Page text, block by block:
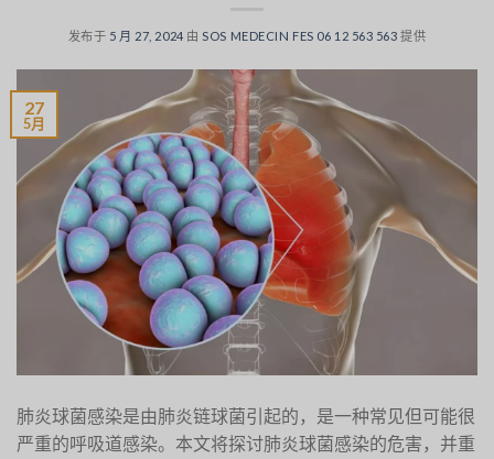
发布于 5 月 27, 2024 由 SOS MEDECIN FES 06 12 563 563 提供
27
5月
肺炎球菌感染是由肺炎链球菌引起的，是一种常见但可能很
严重的呼吸道感染。本文将探讨肺炎球菌感染的危害，并重